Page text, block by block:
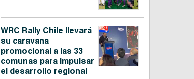
WRC Rally Chile llevará
su caravana
promocional a las 33
comunas para impulsar
el desarrollo regional